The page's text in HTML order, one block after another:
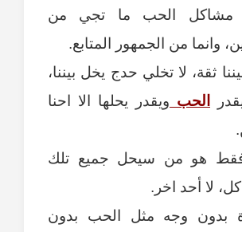
مشاكل الحب ما تجي من
وانما من الجمهور المتابع.
ثقة، لا تخلي حدج يخل بيننا،
الحب ويقدر يحلها الا احنا
فقط هو من سيحل جميع تلك
لا أحد اخر.
بدون وجه مثل الحب بدون